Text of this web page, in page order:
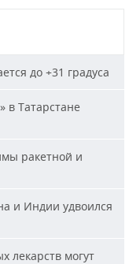
до +31 градуса
в Татарстане
ракетной и
и Индии удвоился
лекарств могут